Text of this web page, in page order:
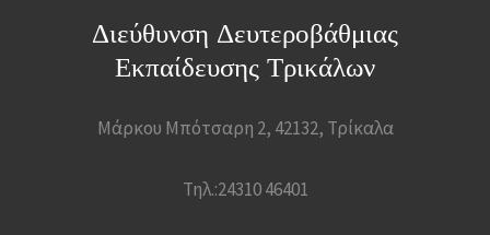
Διεύθυνση Δευτεροβάθμιας
Εκπαίδευσης Τρικάλων
Μάρκου Μπότσαρη 2, 42132, Τρίκαλα
Τηλ.:24310 46401